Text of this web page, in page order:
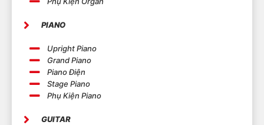
PIANO
Upright Piano
Grand Piano
Piano Điện
Stage Piano
Phụ Kiện Piano
GUITAR